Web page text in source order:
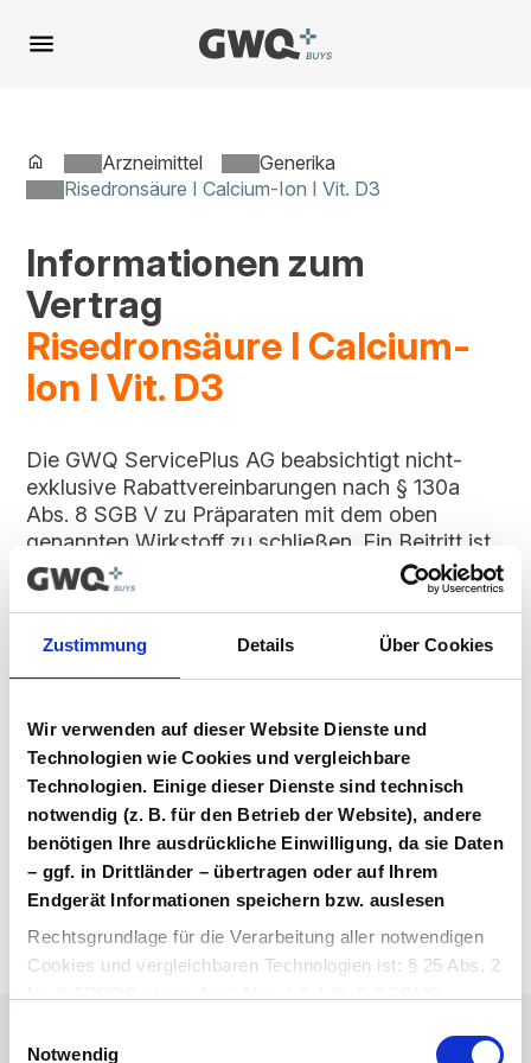
Zustimmung Details Über Cookies
Wir verwenden auf dieser Website Dienste und
Technologien wie Cookies und vergleichbare
Technologien. Einige dieser Dienste sind technisch
notwendig (z. B. für den Betrieb der Website), andere
benötigen Ihre ausdrückliche Einwilligung, da sie Daten
– ggf. in Drittländer – übertragen oder auf Ihrem
Endgerät Informationen speichern bzw. auslesen
Rechtsgrundlage für die Verarbeitung aller notwendigen
Cookies und vergleichbaren Technologien ist: § 25 Abs. 2
Rechtsgrundlage für die Verarbeitung aller weiteren
Notwendig
Spring
zu
Arzneimittel
Generika
Risedronsäure I Calcium-Ion I Vit. D3
Informationen zum
Vertrag
Risedronsäure I Calcium-
Ion I Vit. D3
Die GWQ ServicePlus AG beabsichtigt nicht-
exklusive Rabattvereinbarungen nach § 130a
Abs. 8 SGB V zu Präparaten mit dem oben
genannten Wirkstoff zu schließen. Ein Beitritt ist
für alle Marktteilnehmer möglich, solange dieser
Vertrag im Vergabeportal gelistet ist.
Vertragsunterlagen
Vertragsunterlagen einzusehen und
herunterzuladen. Sie haben noch kein
Benutzerkonto? Dann können Sie sich hier
direkt registrieren.
Login Arzneimittel Konto erstellen